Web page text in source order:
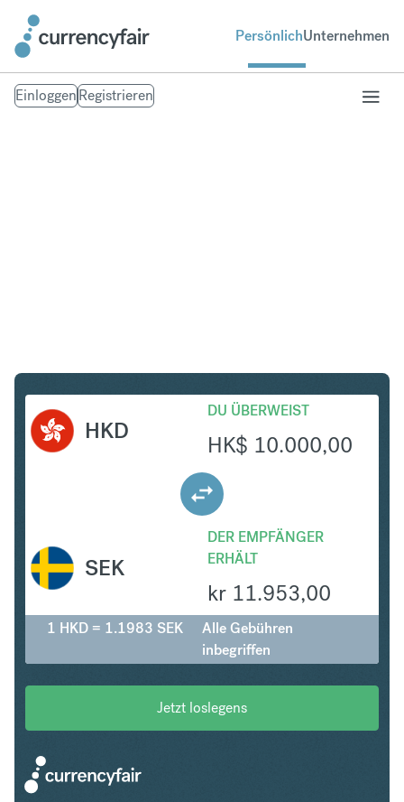
PersönlichUnternehmen
EinloggenRegistrieren
HKD
DU ÜBERWEIST
HK$ 10.000,00
DER EMPFÄNGER
ERHÄLT
kr 11.953,00
SEK
1 HKD = 1.1983 SEK
Alle Gebühren
inbegriffen
Jetzt loslegens